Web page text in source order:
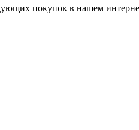
покупок в нашем